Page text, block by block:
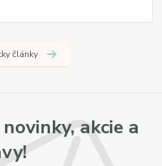
články
akcie a